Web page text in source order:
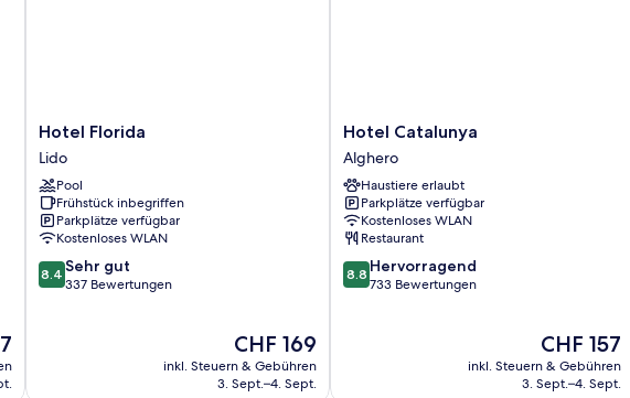
Hotel
Florida
Lido
Hotel Florida
Lido
Pool
Frühstück inbegriffen
Parkplätze verfügbar
Kostenloses WLAN
8.4
von
8.4 Sehr gut
337 Bewertungen
Der
Preis
beträgt
CHF 169
inkl. Steuern & Gebühren
3. Sept.–4. Sept.
Hotel
Catalunya
Alghero
Hotel Catalunya
Alghero
Haustiere erlaubt
Parkplätze verfügbar
Kostenloses WLAN
Restaurant
8.8
von
8.8 Hervorragend
733 Bewertungen
Der
Preis
beträgt
CHF 157
inkl. Steuern & Gebühren
3. Sept.–4. Sept.